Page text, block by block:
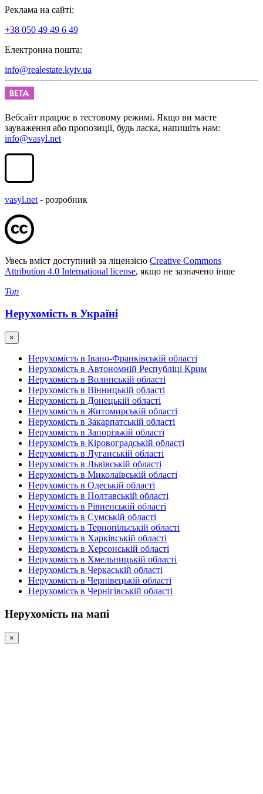
Реклама на сайті:
+38 050 49 49 6 49
Електронна пошта:
info@realestate.kyiv.ua
Вебсайт працює в тестовому режимі. Якщо ви маєте
зауваження або пропозиції, будь ласка, напишіть нам:
info@vasyl.net
vasyl.net - розробник
Увесь вміст доступний за ліцензією Creative Commons
Attribution 4.0 International license, якщо не зазначено інше
Top
Нерухомість в Україні
×
Нерухомість в Івано-Франківській області
Нерухомість в Автономній Республіці Крим
Нерухомість в Волинській області
Нерухомість в Вінницькій області
Нерухомість в Донецькій області
Нерухомість в Житомирській області
Нерухомість в Закарпатській області
Нерухомість в Запорізькій області
Нерухомість в Кіровоградській області
Нерухомість в Луганській області
Нерухомість в Львівській області
Нерухомість в Миколаївській області
Нерухомість в Одеській області
Нерухомість в Полтавській області
Нерухомість в Рівненській області
Нерухомість в Сумській області
Нерухомість в Тернопільській області
Нерухомість в Харківській області
Нерухомість в Херсонській області
Нерухомість в Хмельницькій області
Нерухомість в Черкаській області
Нерухомість в Чернівецькій області
Нерухомість в Чернігівській області
Нерухомість на мапі
×